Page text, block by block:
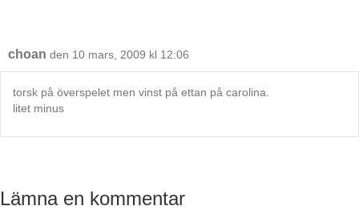
choan den 10 mars, 2009 kl 12:06
torsk på överspelet men vinst på ettan på carolina.
litet minus
Lämna en kommentar